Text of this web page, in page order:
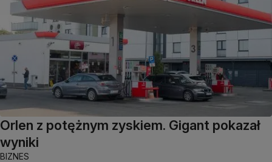
Orlen z potężnym zyskiem. Gigant pokazał
wyniki
BIZNES